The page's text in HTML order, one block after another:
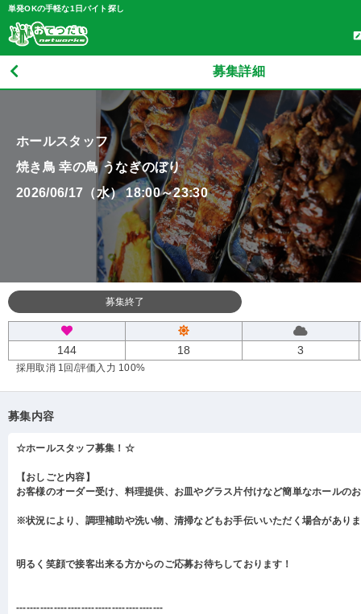
単発OKの手軽な1日バイト探し
募集詳細
ホールスタッフ
焼き鳥 幸の鳥 うなぎのぼり
2026/06/17（水） 18:00～23:30
募集終了
144 18 3
採用取消 1回 /評価入力 100%
募集内容
☆ホールスタッフ募集！☆
【おしごと内容】
お客様のオーダー受け、料理提供、お皿やグラス片付けなど簡単なホールの
※状況により、調理補助や洗い物、清掃などもお手伝いいただく場合があり
明るく笑顔で接客出来る方からのご応募お待ちしております！
-------------------------------------------